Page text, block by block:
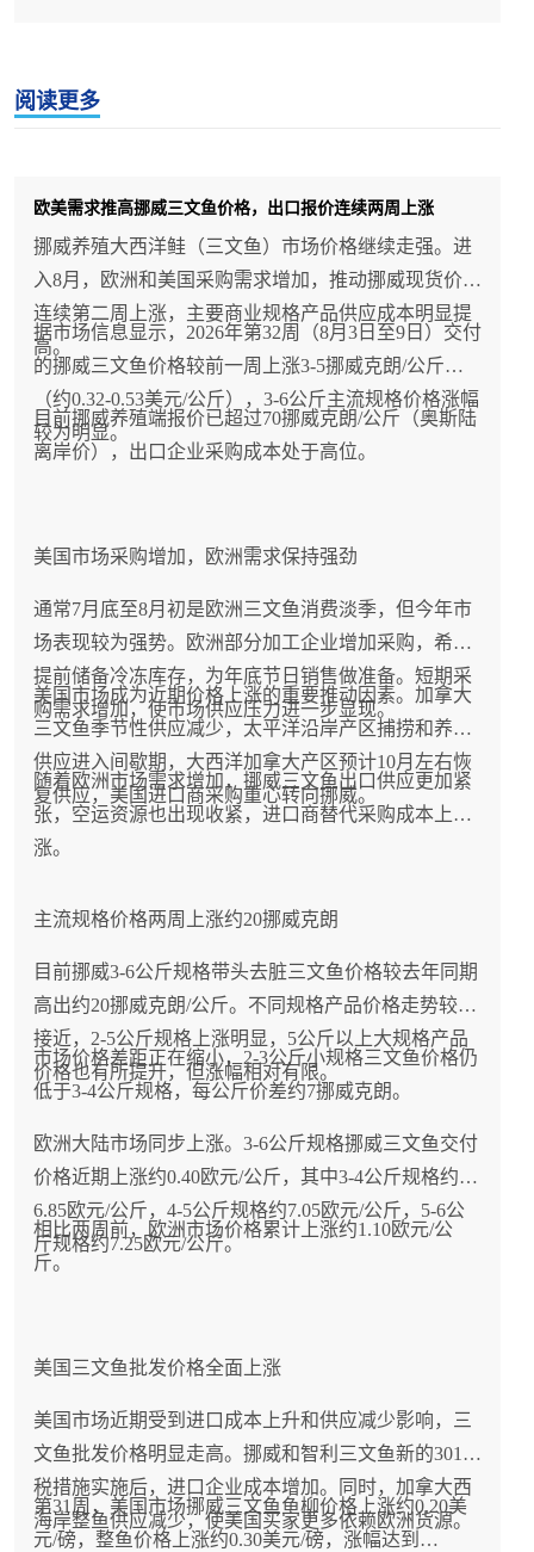
阅读更多
欧美需求推高挪威三文鱼价格，出口报价连续两周上涨
挪威养殖大西洋鲑（三文鱼）市场价格继续走强。进
入8月，欧洲和美国采购需求增加，推动挪威现货价格
连续第二周上涨，主要商业规格产品供应成本明显提
高。
据市场信息显示，2026年第32周（8月3日至9日）交付
的挪威三文鱼价格较前一周上涨3-5挪威克朗/公斤
（约0.32-0.53美元/公斤），3-6公斤主流规格价格涨幅
较为明显。
目前挪威养殖端报价已超过70挪威克朗/公斤（奥斯陆
离岸价），出口企业采购成本处于高位。
美国市场采购增加，欧洲需求保持强劲
通常7月底至8月初是欧洲三文鱼消费淡季，但今年市
场表现较为强势。欧洲部分加工企业增加采购，希望
提前储备冷冻库存，为年底节日销售做准备。短期采
购需求增加，使市场供应压力进一步显现。
美国市场成为近期价格上涨的重要推动因素。加拿大
三文鱼季节性供应减少，太平洋沿岸产区捕捞和养殖
供应进入间歇期，大西洋加拿大产区预计10月左右恢
复供应，美国进口商采购重心转向挪威。
随着欧洲市场需求增加，挪威三文鱼出口供应更加紧
张，空运资源也出现收紧，进口商替代采购成本上
涨。
主流规格价格两周上涨约20挪威克朗
目前挪威3-6公斤规格带头去脏三文鱼价格较去年同期
高出约20挪威克朗/公斤。不同规格产品价格走势较为
接近，2-5公斤规格上涨明显，5公斤以上大规格产品
价格也有所提升，但涨幅相对有限。
市场价格差距正在缩小，2-3公斤小规格三文鱼价格仍
低于3-4公斤规格，每公斤价差约7挪威克朗。
欧洲大陆市场同步上涨。3-6公斤规格挪威三文鱼交付
价格近期上涨约0.40欧元/公斤，其中3-4公斤规格约
6.85欧元/公斤，4-5公斤规格约7.05欧元/公斤，5-6公
斤规格约7.25欧元/公斤。
相比两周前，欧洲市场价格累计上涨约1.10欧元/公
斤。
美国三文鱼批发价格全面上涨
美国市场近期受到进口成本上升和供应减少影响，三
文鱼批发价格明显走高。挪威和智利三文鱼新的301关
税措施实施后，进口企业成本增加。同时，加拿大西
海岸整鱼供应减少，使美国买家更多依赖欧洲货源。
第31周，美国市场挪威三文鱼鱼柳价格上涨约0.20美
元/磅，整鱼价格上涨约0.30美元/磅，涨幅达到